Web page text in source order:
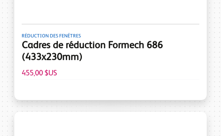
RÉDUCTION DES FENÊTRES
Cadres de réduction Formech 686
(433x230mm)
455,00 $US